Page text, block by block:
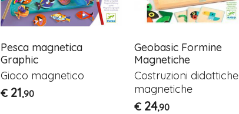
Pesca magnetica
Graphic
Gioco magnetico
€ 21,90
Geobasic Formine
Magnetiche
Costruzioni didattiche
magnetiche
€ 24,90